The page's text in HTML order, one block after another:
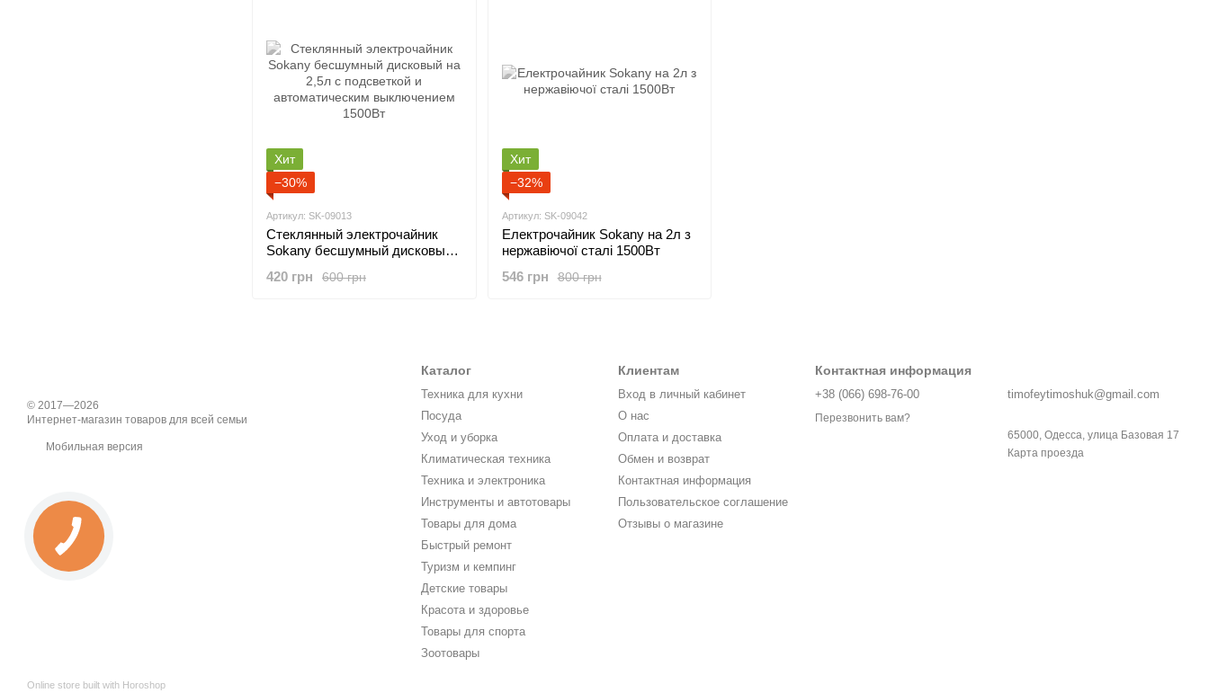
Хит
−30%
Артикул: SK-09013
Стеклянный электрочайник
Sokany бесшумный дисковый
автоматическим выключением
600 грн
420 грн
Хит
−32%
Артикул: SK-09042
Електрочайник Sokany на 2л з
нержавіючої сталі 1500Вт
800 грн
546 грн
© 2017—2026
Интернет-магазин товаров для всей семьи
Мобильная версия
Online store built with Horoshop
Каталог
Техника для кухни
Посуда
Уход и уборка
Климатическая техника
Техника и электроника
Инструменты и автотовары
Товары для дома
Быстрый ремонт
Туризм и кемпинг
Детские товары
Красота и здоровье
Товары для спорта
Зоотовары
Клиентам
Вход в личный кабинет
О нас
Оплата и доставка
Обмен и возврат
Контактная информация
Пользовательское соглашение
Отзывы о магазине
Контактная информация
+38 (066) 698-76-00
Перезвонить вам?
timofeytimoshuk@gmail.com
65000, Одесса, улица Базовая 17
Карта проезда